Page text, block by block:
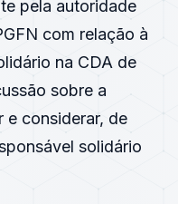
pela autoridade
com relação à
na CDA de
sobre a
e considerar, de
solidário